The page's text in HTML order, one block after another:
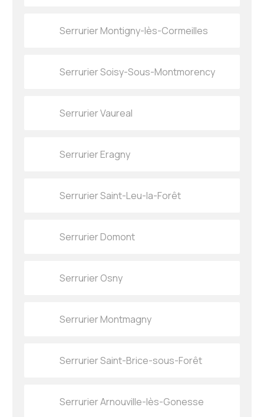
Serrurier Montigny-lès-Cormeilles
Serrurier Soisy-Sous-Montmorency
Serrurier Vaureal
Serrurier Eragny
Serrurier Saint-Leu-la-Forêt
Serrurier Domont
Serrurier Osny
Serrurier Montmagny
Serrurier Saint-Brice-sous-Forêt
Serrurier Arnouville-lès-Gonesse